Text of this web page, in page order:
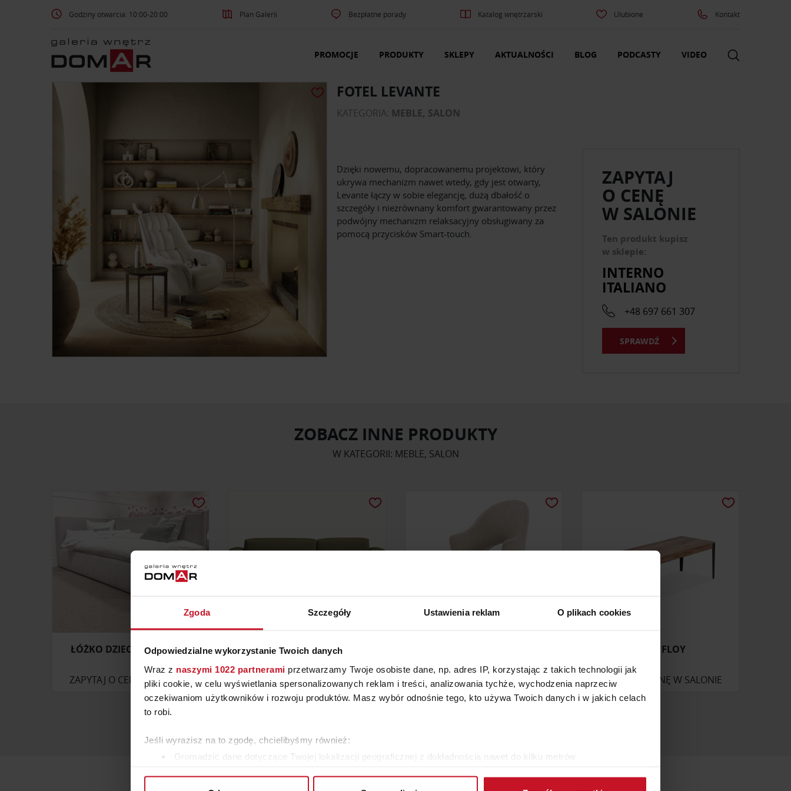
Zgoda Szczegóły Ustawienia reklam O plikach cookies
Odpowiedzialne wykorzystanie Twoich danych
Wraz z naszymi 1022 partnerami przetwarzamy Twoje osobiste dane, np. adres IP, korzystając z takich technologii jak
pliki cookie, w celu wyświetlania spersonalizowanych reklam i treści, analizowania tychże, wychodzenia naprzeciw
oczekiwaniom użytkowników i rozwoju produktów. Masz wybór odnośnie tego, kto używa Twoich danych i w jakich celach
to robi.
Jeśli wyrazisz na to zgodę, chcielibyśmy również:
Gromadzić dane dotyczące Twojej lokalizacji geograficznej z dokładnością nawet do kilku metrów
Godziny otwarcia: 10:00-20:00 Plan Galerii Bezpłatne porady Katalog wnętrzarski Ulubione Kontakt
PROMOCJE PRODUKTY SKLEPY AKTUALNOŚCI BLOG PODCASTY VIDEO
FOTEL LEVANTE
KATEGORIA: MEBLE, SALON
Dzięki nowemu, dopracowanemu projektowi, który
ukrywa mechanizm nawet wtedy, gdy jest otwarty,
Levante łączy w sobie elegancję, dużą dbałość o
szczegóły i niezrównany komfort gwarantowany przez
podwójny mechanizm relaksacyjny obsługiwany za
pomocą przycisków Smart-touch.
ZAPYTAJ
O CENĘ
W SALONIE
Ten produkt kupisz
w sklepie:
INTERNO
ITALIANO
+48 697 661 307
SPRAWDŹ
ZOBACZ INNE PRODUKTY
W KATEGORII: MEBLE, SALON
ŁÓŻKO DZIECIĘCE MILTON
ZAPYTAJ O CENĘ W SALONIE
NAROŻNIK MOVED NIGHT
ZAPYTAJ O CENĘ W SALONIE ZAPYTAJ O CENĘ W SALONIE
STÓŁ FLOY
ZAPYTAJ O CENĘ W SALONIE